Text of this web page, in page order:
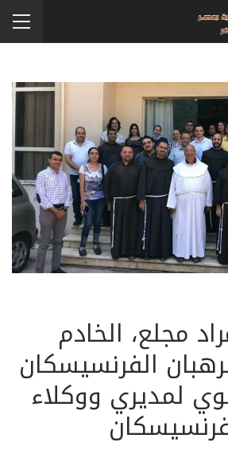
مجلع، الخادم
الفرنسيسكان
لمديري ووكلاء